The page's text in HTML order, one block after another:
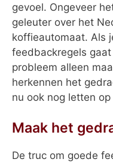
gevoel. Ongeveer
geleuter over het
koffieautomaat. Als
feedbackregels
probleem alleen
herkennen het
nu ook nog letten
Maak het
De truc om goede